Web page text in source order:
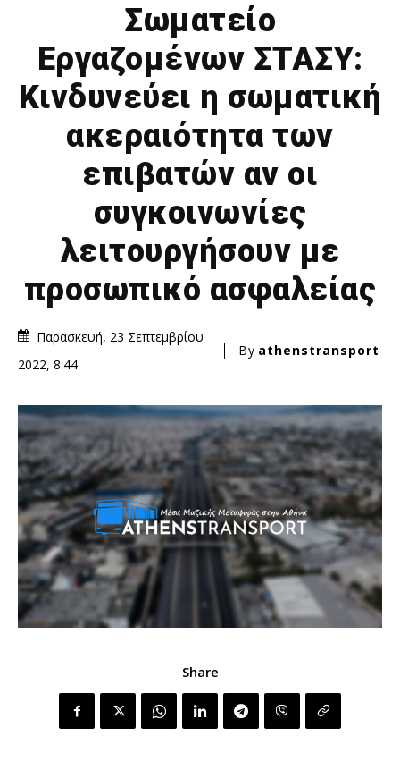
Σωματείο
Εργαζομένων ΣΤΑΣΥ:
Κινδυνεύει η σωματική
ακεραιότητα των
επιβατών αν οι
συγκοινωνίες
λειτουργήσουν με
προσωπικό ασφαλείας
Παρασκευή, 23 Σεπτεμβρίου
2022, 8:44
By athenstransport
Share